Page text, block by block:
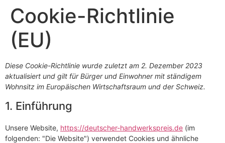
Cookie-Richtlinie
(EU)
Diese Cookie-Richtlinie wurde zuletzt am 2. Dezember 2023
aktualisiert und gilt für Bürger und Einwohner mit ständigem
Wohnsitz im Europäischen Wirtschaftsraum und der Schweiz.
1. Einführung
Unsere Website, https://deutscher-handwerkspreis.de (im
folgenden: "Die Website") verwendet Cookies und ähnliche